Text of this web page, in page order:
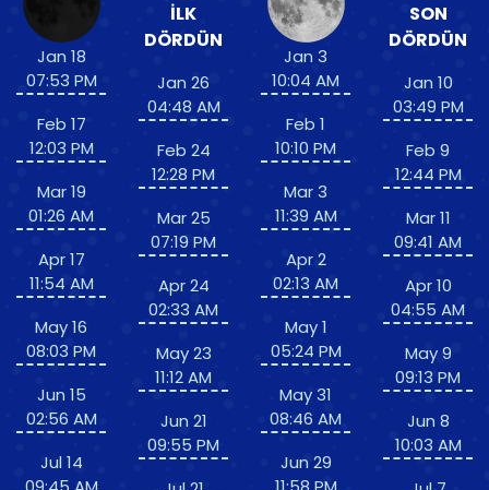
Jan 18
07:53 PM
Feb 17
12:03 PM
Mar 19
01:26 AM
Apr 17
11:54 AM
May 16
08:03 PM
Jun 15
02:56 AM
Jul 14
İLK
DÖRDÜN
Jan 26
04:48 AM
Feb 24
12:28 PM
Mar 25
07:19 PM
Apr 24
02:33 AM
May 23
11:12 AM
Jun 21
09:55 PM
Jan 3
10:04 AM
Feb 1
10:10 PM
Mar 3
11:39 AM
Apr 2
02:13 AM
May 1
05:24 PM
May 31
08:46 AM
Jun 29
SON
DÖRDÜN
Jan 10
03:49 PM
Feb 9
12:44 PM
Mar 11
09:41 AM
Apr 10
04:55 AM
May 9
09:13 PM
Jun 8
10:03 AM